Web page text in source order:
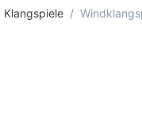
Klangspiele